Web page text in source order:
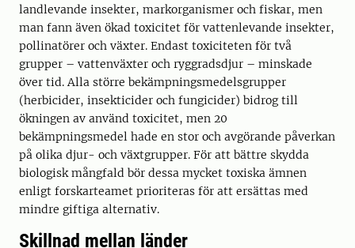
landlevande insekter, markorganismer och fiskar, men
man fann även ökad toxicitet för vattenlevande insekter,
pollinatörer och växter. Endast toxiciteten för två
grupper – vattenväxter och ryggradsdjur – minskade
över tid. Alla större bekämpningsmedelsgrupper
(herbicider, insekticider och fungicider) bidrog till
ökningen av använd toxicitet, men 20
bekämpningsmedel hade en stor och avgörande påverkan
på olika djur- och växtgrupper. För att bättre skydda
biologisk mångfald bör dessa mycket toxiska ämnen
enligt forskarteamet prioriteras för att ersättas med
mindre giftiga alternativ.
Skillnad mellan länder